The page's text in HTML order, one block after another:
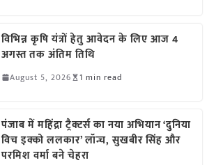
विभिन्न कृषि यंत्रों हेतु आवेदन के लिए आज 4
अगस्त तक अंतिम तिथि
August 5, 2026 1 min read
पंजाब में महिंद्रा ट्रैक्टर्स का नया अभियान ‘दुनिया
विच इक्को ललकार’ लॉन्च, सुखबीर सिंह और
परमिश वर्मा बने चेहरा